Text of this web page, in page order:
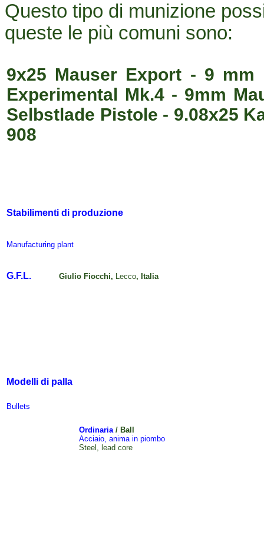
Questo tipo di munizione
queste le più comuni sono:
9x25 Mauser Export - 9
Experimental Mk.4 - 9mm
Selbstlade Pistole - 9.08x25
908
Stabilimenti di produzione
Manufacturing plant
G.F.L. Giulio Fiocchi, Lecco, Italia
Modelli di palla
Bullets
Ordinaria/ Ball
Acciaio, anima in piombo
Steel, lead core